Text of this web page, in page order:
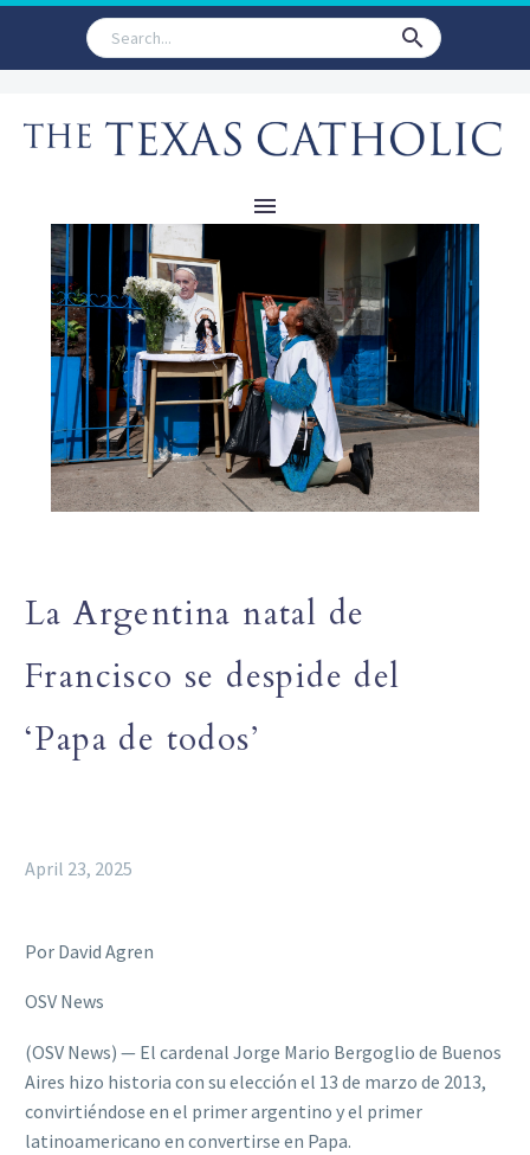
La Argentina natal de
Francisco se despide del
‘Papa de todos’
April 23, 2025
Por David Agren
OSV News
(OSV News) — El cardenal Jorge Mario Bergoglio de Buenos
Aires hizo historia con su elección el 13 de marzo de 2013,
convirtiéndose en el primer argentino y el primer
latinoamericano en convertirse en Papa.